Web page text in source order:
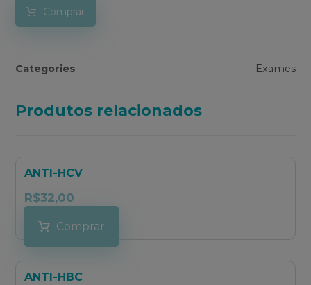
Comprar
Categories Exames
Produtos relacionados
ANTI-HCV
R$32,00
Comprar
ANTI-HBC